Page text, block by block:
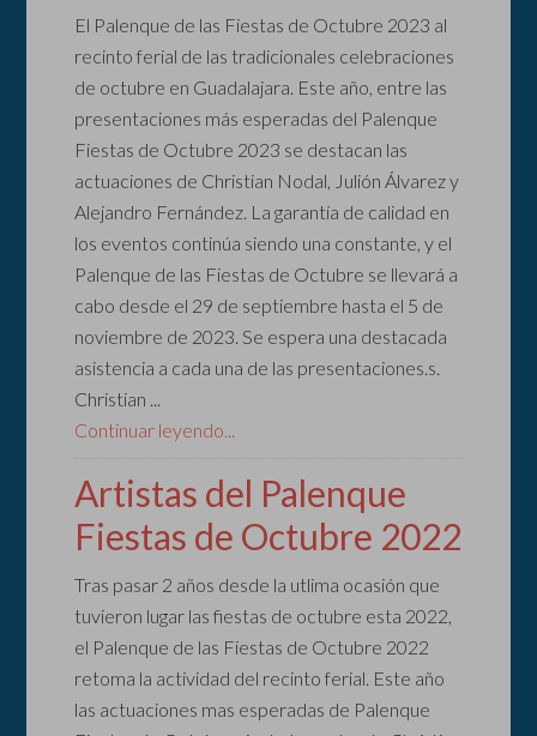
El Palenque de las Fiestas de Octubre 2023 al
recinto ferial de las tradicionales celebraciones
de octubre en Guadalajara. Este año, entre las
presentaciones más esperadas del Palenque
Fiestas de Octubre 2023 se destacan las
actuaciones de Christian Nodal, Julión Álvarez y
Alejandro Fernández. La garantía de calidad en
los eventos continúa siendo una constante, y el
Palenque de las Fiestas de Octubre se llevará a
cabo desde el 29 de septiembre hasta el 5 de
noviembre de 2023. Se espera una destacada
asistencia a cada una de las presentaciones.s.
Christian ...
Continuar leyendo...
Artistas del Palenque
Fiestas de Octubre 2022
Tras pasar 2 años desde la utlima ocasión que
tuvieron lugar las fiestas de octubre esta 2022,
el Palenque de las Fiestas de Octubre 2022
retoma la actividad del recinto ferial. Este año
las actuaciones mas esperadas de Palenque